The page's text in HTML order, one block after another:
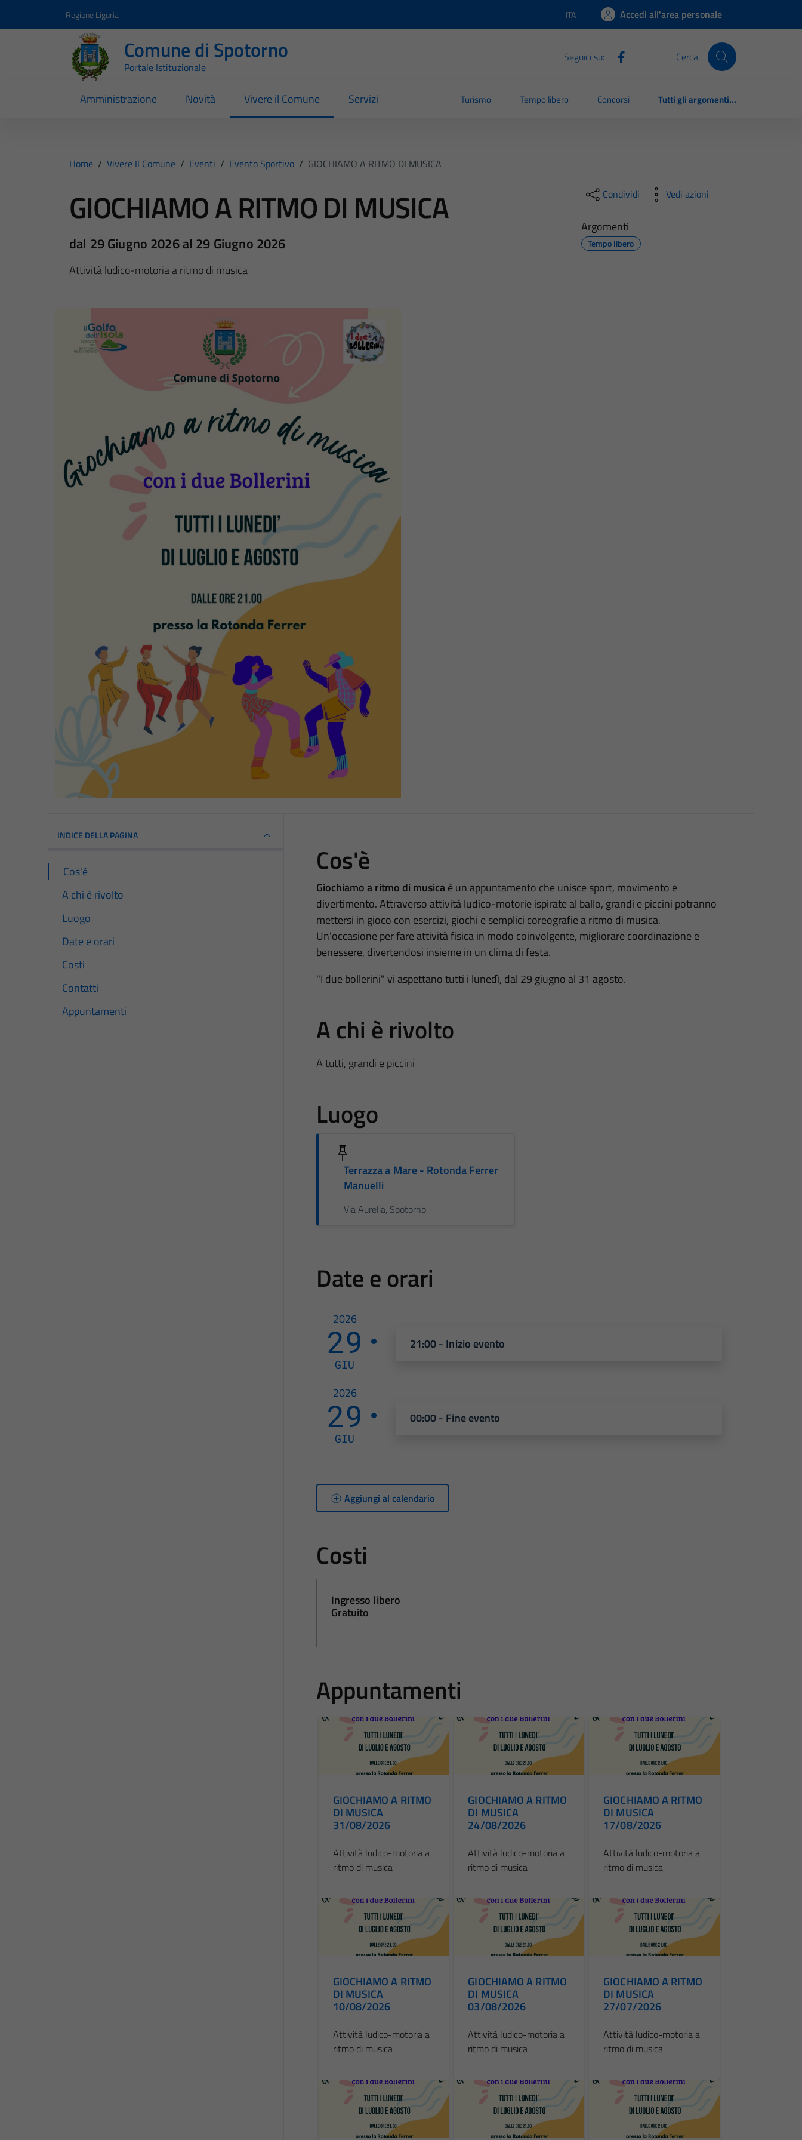
Regione Liguria Lingua attiva:
ITA Accedi all'area personale
Comune di Spotorno
Portale Istituzionale
Seguici su: Cerca
Amministrazione Novità Vivere il Comune Servizi Turismo Tempo libero Concorsi Tutti gli argomenti...
Home / Vivere Il Comune / Eventi / Evento Sportivo / GIOCHIAMO A RITMO DI MUSICA
GIOCHIAMO A RITMO DI MUSICA
dal 29 Giugno 2026 al 29 Giugno 2026
Attività ludico-motoria a ritmo di musica
Condividi Vedi azioni
Argomenti
Tempo libero
INDICE DELLA PAGINA
Cos'è
A chi è rivolto
Luogo
Date e orari
Costi
Contatti
Appuntamenti
Cos'è
Giochiamo a ritmo di musicaè un appuntamento che unisce sport, movimento e
divertimento. Attraverso attività ludico-motorie ispirate al ballo, grandi e piccini potranno
mettersi in gioco con esercizi, giochi e semplici coreografie a ritmo di musica.
Un'occasione per fare attività fisica in modo coinvolgente, migliorare coordinazione e
benessere, divertendosi insieme in un clima di festa.
"I due bollerini" vi aspettano tutti i lunedì, dal 29 giugno al 31 agosto.
A chi è rivolto
A tutti, grandi e piccini
Luogo
Terrazza a Mare - Rotonda Ferrer
Manuelli
Via Aurelia, Spotorno
Date e orari
2026
29
GIU
21:00 - Inizio evento
2026
29
GIU
00:00 - Fine evento
Aggiungi al calendario
Costi
Ingresso libero
Gratuito
Appuntamenti
GIOCHIAMO A RITMO
DI MUSICA
31/08/2026
Attività ludico-motoria a
ritmo di musica
GIOCHIAMO A RITMO
DI MUSICA
24/08/2026
Attività ludico-motoria a
ritmo di musica
GIOCHIAMO A RITMO
DI MUSICA
17/08/2026
Attività ludico-motoria a
ritmo di musica
GIOCHIAMO A RITMO
DI MUSICA
10/08/2026
Attività ludico-motoria a
ritmo di musica
GIOCHIAMO A RITMO
DI MUSICA
03/08/2026
Attività ludico-motoria a
ritmo di musica
GIOCHIAMO A RITMO
DI MUSICA
27/07/2026
Attività ludico-motoria a
ritmo di musica